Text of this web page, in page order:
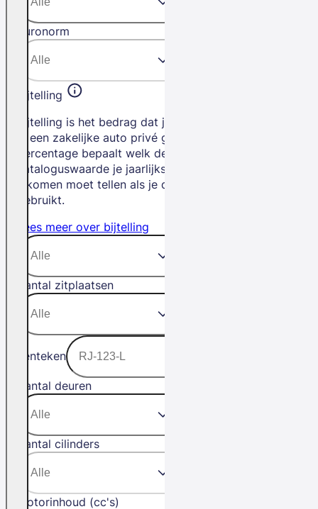
Euronorm
Bijtelling
Bijtelling is het bedrag dat je betaalt als
je een zakelijke auto privé gebruikt. Het
percentage bepaalt welk deel van de
cataloguswaarde je jaarlijks bij je
inkomen moet tellen als je de auto privé
gebruikt.
Lees meer over bijtelling
Aantal zitplaatsen
Kenteken
Aantal deuren
Aantal cilinders
Motorinhoud (cc's)